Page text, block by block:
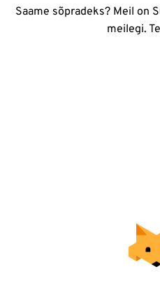
Saame sõpradeks? Meil on
meilegi.